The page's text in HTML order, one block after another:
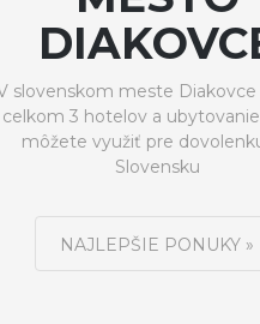
slovenskom meste
celkom 3 hotelov a
môžete využiť pre
Slovensku
NAJLEPŠIE PONUKY »